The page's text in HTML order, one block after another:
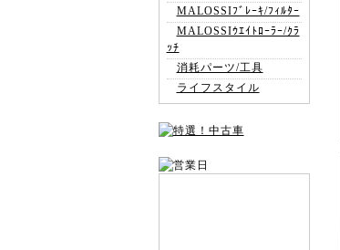
MALOSSIﾌﾞﾚｰｷ/ﾌｨﾙﾀｰ
MALOSSIｳｴｲﾄﾛｰﾗｰ/ｸﾗ
ｯﾁ
消耗パーツ/工具
ライフスタイル